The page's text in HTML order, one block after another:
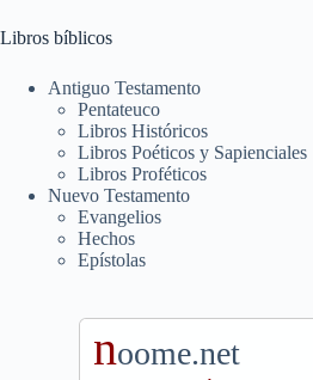
Libros bíblicos
Antiguo Testamento
Pentateuco
Libros Históricos
Libros Poéticos y Sapienciales
Libros Proféticos
Nuevo Testamento
Evangelios
Hechos
Epístolas
noome.net